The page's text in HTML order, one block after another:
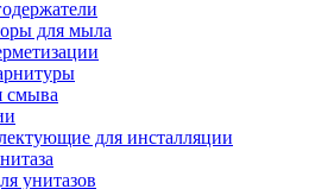
для мыла
смыва
для инсталляции
унитазов